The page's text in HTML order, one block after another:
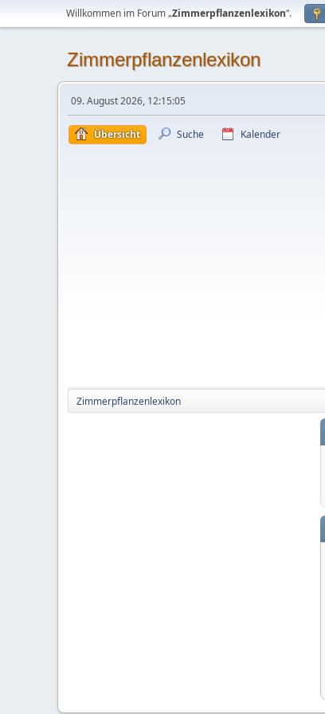
Willkommen im Forum „Zimmerpflanzenlexikon“.
Zimmerpflanzenlexikon
09. August 2026, 12:15:05
Übersicht Suche Kalender
Zimmerpflanzenlexikon